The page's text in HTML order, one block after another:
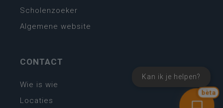
bèta
Kan ik je helpen?
Scholenzoeker
Algemene website
CONTACT
Wie is wie
Locaties